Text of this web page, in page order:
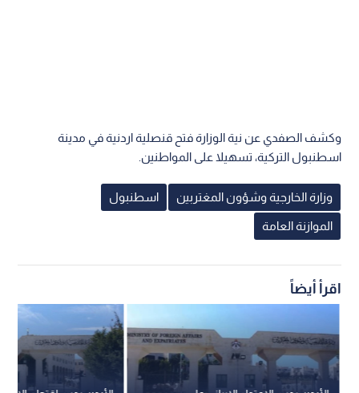
وكشف الصفدي عن نية الوزارة فتح قنصلية اردنية في مدينة
اسطنبول التركية، تسهيلا على المواطنين.
وزارة الخارجية وشؤون المغتربين اسطنبول
الموازنة العامة
اقرأ أيضاً